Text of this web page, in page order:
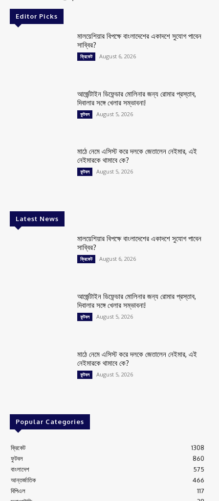
Editor Picks
মালয়েশিয়ার বিপক্ষে বাংলাদেশের একাদশে সুযোগ পাবেন
সাব্বির?
ক্রিকেট August 6, 2026
আর্জেন্টাইন ডিফেন্ডার মোলিনার জন্য রোমার প্রস্তাব,
দিবালার সঙ্গে খেলার সম্ভাবনা!
ফুটবল August 5, 2026
মাঠে নেমে এসিস্ট করে দলকে জেতালেন নেইমার, এই
নেইমারকে থামাবে কে?
ফুটবল August 5, 2026
Latest News
মালয়েশিয়ার বিপক্ষে বাংলাদেশের একাদশে সুযোগ পাবেন
সাব্বির?
ক্রিকেট August 6, 2026
আর্জেন্টাইন ডিফেন্ডার মোলিনার জন্য রোমার প্রস্তাব,
দিবালার সঙ্গে খেলার সম্ভাবনা!
ফুটবল August 5, 2026
মাঠে নেমে এসিস্ট করে দলকে জেতালেন নেইমার, এই
নেইমারকে থামাবে কে?
ফুটবল August 5, 2026
Popular Categories
ক্রিকেট
1308
ফুটবল
860
বাংলাদেশ
575
আন্তর্জাতিক
466
বিপিএল
117